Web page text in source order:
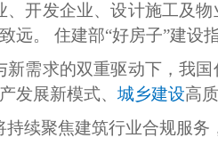
、开发企业、设计施工及
远。 住建部“好房子”建设
新需求的双重驱动下，我
发展新模式、 城乡建设高
持续聚焦建筑行业合规服务